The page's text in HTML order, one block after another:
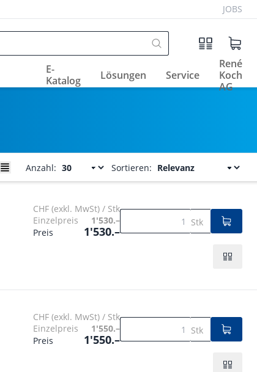
JOBS
E-
Katalog
Lösungen Service
René
Koch
AG
Anzahl: Sortieren:
CHF (exkl. MwSt) / Stk
Einzelpreis
1'530.–
Preis
1'530.–
Stk
CHF (exkl. MwSt) / Stk
Einzelpreis
1'550.–
Preis
1'550.–
Stk